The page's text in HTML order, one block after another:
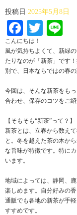
投稿日 2025年5月8日
Facebook
こんにちは！
風が気持ちよくて、新緑
たりなのが「新茶」です
別で、日本ならではの春
今回は、そんな新茶をも
合わせ、保存のコツをご
【そもそも“新茶”って？】
新茶とは、立春から数え
と。冬を越えた茶の木か
な旨味が特徴です。特に
います。
地域によっては、静岡、
楽しめます。自分好みの
通販でも各地の新茶が手
すすめです。